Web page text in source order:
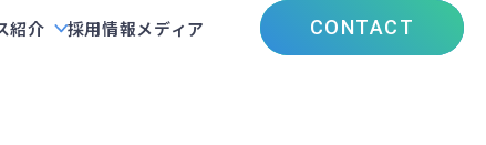
紹介 採用情報メディア CONTACT